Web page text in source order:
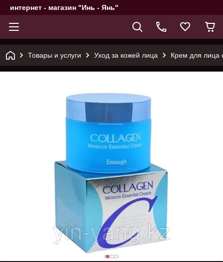
интернет - магазин "Инь - Янь"
Товары и услуги Уход за кожей лица Крем для лица